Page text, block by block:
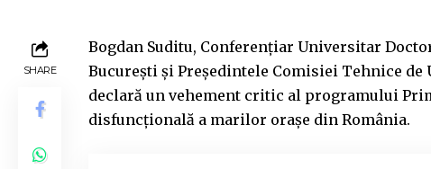
SHARE
Bogdan Suditu, Conferențiar Universitar
București și Preşedintele Comisiei Tehnice
declară un vehement critic al programului
disfuncțională a marilor orașe din România.